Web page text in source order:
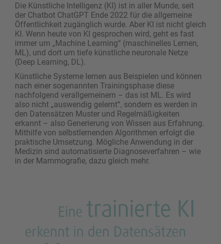
Die Künstliche Intelligenz (KI) ist in aller Munde, seit
der Chatbot ChatGPT Ende 2022 für die allgemeine
Öffentlichkeit zugänglich wurde. Aber KI ist nicht gleich
KI. Wenn heute von KI gesprochen wird, geht es fast
immer um „Machine Learning“ (maschinelles Lernen,
ML), und dort um tiefe künstliche neuronale Netze
(Deep Learning, DL).
Künstliche Systeme lernen aus Beispielen und können
nach einer sogenannten Trainingsphase diese
nachfolgend verallgemeinern – das ist ML. Es wird
also nicht „auswendig gelernt“, sondern es werden in
den Datensätzen Muster und Regelmäßigkeiten
erkannt – also Generierung von Wissen aus Erfahrung.
Mithilfe von selbstlernenden Algorithmen erfolgt die
praktische Umsetzung. Mögliche Anwendung in der
Medizin sind automatisierte Diagnoseverfahren – wie
in der Mammografie, dazu gleich mehr.